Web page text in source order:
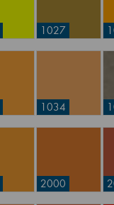
1027
1034
2000